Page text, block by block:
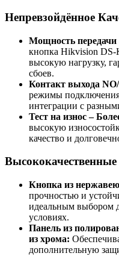
Непревзойдённое
Мощность
кнопка Hikvision DS-
высокую нагрузку,
сбоев.
Контакт выхода
режимы
интеграции с
Тест на износ –
высокую
качество и
Кнопка из
прочностью и
идеальным выбором
условиях.
Панель из
из хрома:
дополнительную